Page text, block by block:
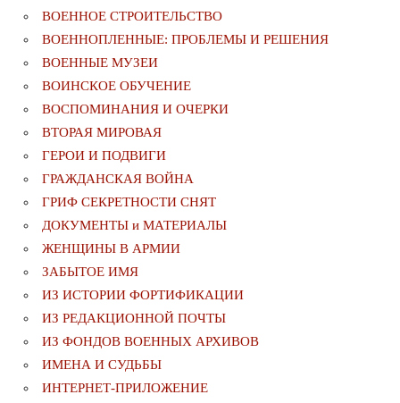
ВОЕННОЕ СТРОИТЕЛЬСТВО
ВОЕННОПЛЕННЫЕ: ПРОБЛЕМЫ И РЕШЕНИЯ
ВОЕННЫЕ МУЗЕИ
ВОИНСКОЕ ОБУЧЕНИЕ
ВОСПОМИНАНИЯ И ОЧЕРКИ
ВТОРАЯ МИРОВАЯ
ГЕРОИ И ПОДВИГИ
ГРАЖДАНСКАЯ ВОЙНА
ГРИФ СЕКРЕТНОСТИ СНЯТ
ДОКУМЕНТЫ и МАТЕРИАЛЫ
ЖЕНЩИНЫ В АРМИИ
ЗАБЫТОЕ ИМЯ
ИЗ ИСТОРИИ ФОРТИФИКАЦИИ
ИЗ РЕДАКЦИОННОЙ ПОЧТЫ
ИЗ ФОНДОВ ВОЕННЫХ АРХИВОВ
ИМЕНА И СУДЬБЫ
ИНТЕРНЕТ-ПРИЛОЖЕНИЕ